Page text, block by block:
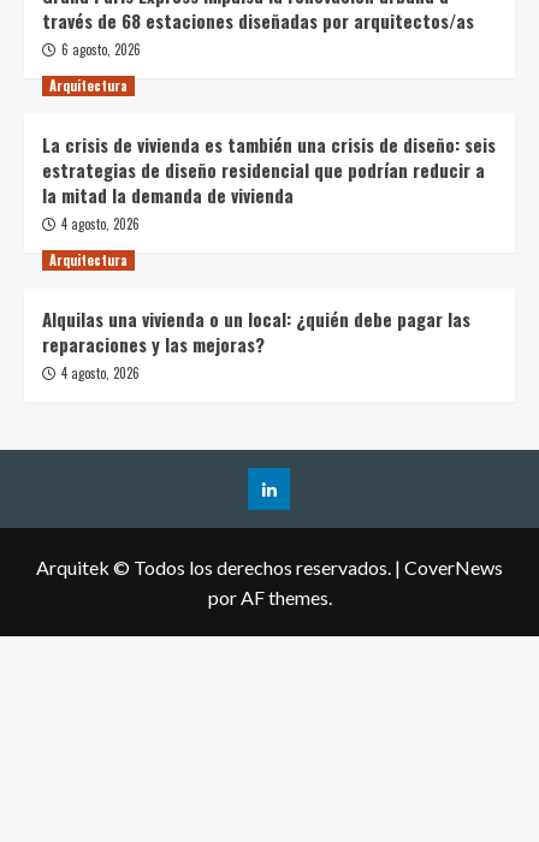
través de 68 estaciones diseñadas por arquitectos/as
6 agosto, 2026
Arquitectura
La crisis de vivienda es también una crisis de diseño: seis
estrategias de diseño residencial que podrían reducir a
la mitad la demanda de vivienda
4 agosto, 2026
Arquitectura
Alquilas una vivienda o un local: ¿quién debe pagar las
reparaciones y las mejoras?
4 agosto, 2026
Arquitek © Todos los derechos reservados. | CoverNews
por AF themes.